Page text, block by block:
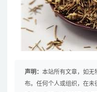
声明： 本站所有文章，如无
布。任何个人或组织，在未